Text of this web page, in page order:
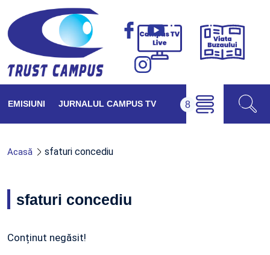
Campus
Viața
EMISIUNI JURNALUL CAMPUS TV
Acasă sfaturi concediu
sfaturi concediu
Conținut negăsit!